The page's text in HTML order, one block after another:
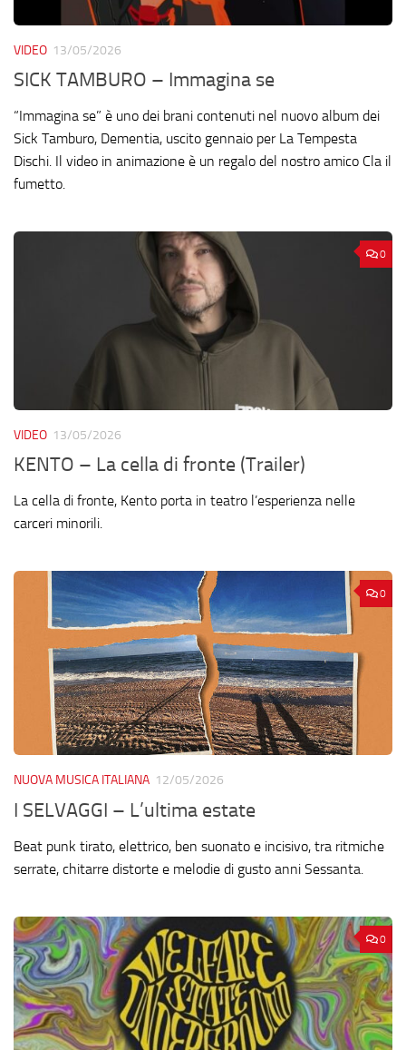
VIDEO 13/05/2026
SICK TAMBURO – Immagina se
“Immagina se” è uno dei brani contenuti nel nuovo album dei
Sick Tamburo, Dementia, uscito gennaio per La Tempesta
Dischi. Il video in animazione è un regalo del nostro amico Cla il
fumetto.
0
VIDEO 13/05/2026
KENTO – La cella di fronte (Trailer)
La cella di fronte, Kento porta in teatro l’esperienza nelle
carceri minorili.
0
NUOVA MUSICA ITALIANA 12/05/2026
I SELVAGGI – L’ultima estate
Beat punk tirato, elettrico, ben suonato e incisivo, tra ritmiche
serrate, chitarre distorte e melodie di gusto anni Sessanta.
0